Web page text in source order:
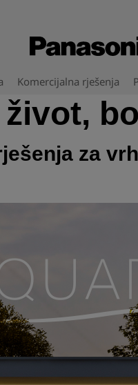
Komercijalna rješenja
za